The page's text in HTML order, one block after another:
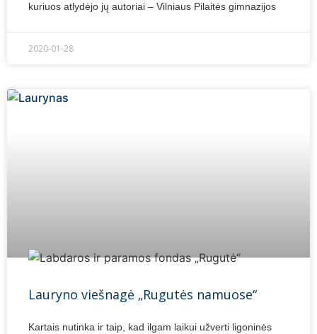
kuriuos atlydėjo jų autoriai – Vilniaus Pilaitės gimnazijos
2020-01-28
Lauryno viešnagė „Rugutės namuose“
Kartais nutinka ir taip, kad ilgam laikui užverti ligoninės